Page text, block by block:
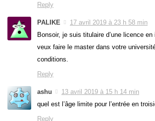
Reply
PALIKE
17 avril 2019 à 23 h 58 min
Bonsoir, je suis titulaire d’une licence
veux faire le master dans votre
conditions.
Reply
ashu
13 avril 2019 à 15 h 14 min
quel est l’âge limite pour l’entrée en
Reply